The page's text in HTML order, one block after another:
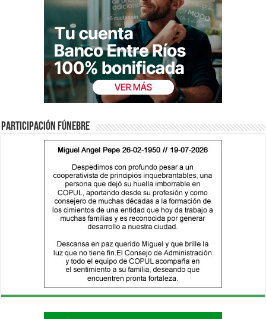
Participación fúnebre